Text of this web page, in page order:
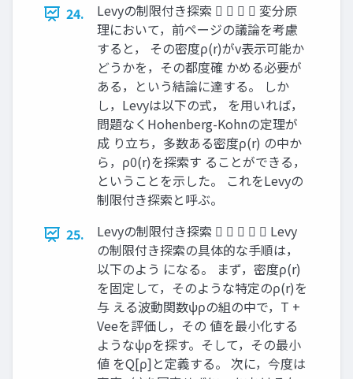
24.
Levyの制限付き探索     変分原
理において，前ページの議論を考慮
すると， その密度ρ(r)がv表示可能か
どうかを，その都度確 かめる必要が
ある，という結論に達する。 しか
し，Levyは以下の式， を用いれば，
問題なくHohenberg-Kohnの定理が
成 り立ち，多数ある密度ρ(r) の中か
ら，ρ0(r)を探索す ることができる，
ということを示した。 これをLevyの
制限付き探索と呼ぶ。
25.
Levyの制限付き探索      Levy
の制限付き探索の具体的な手順は，
以下のよう になる。 まず，密度ρ(r)
を固定して，そのような特定のρ(r)を
与 える波動関数ψρの組の中で，T +
Veeを評価し，その 値を最小化する
ようなψρを探す。そして，その最小
値 をQ[ρ]と定義する。 次に，今度は